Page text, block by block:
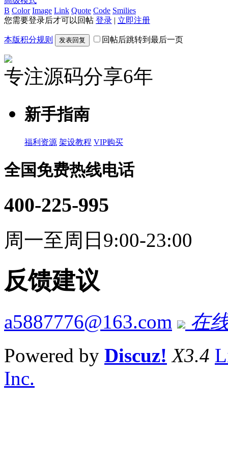
B Color Image Link Quote Code Smilies
您需要登录后才可以回帖 登录 | 立即注册
本版积分规则 发表回复 回帖后跳转到最后一页
专注源码分享6年
新手指南
福利资源 架设教程 VIP购买
全国免费热线电话
400-225-995
周一至周日9:00-23:00
反馈建议
a5887776@163.com
在
Powered by Discuz! X3.4
Inc.